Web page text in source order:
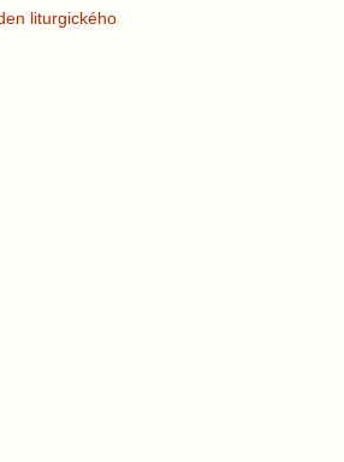
liturgického